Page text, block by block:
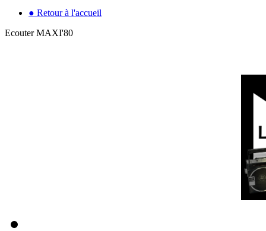
● Retour à l'accueil
Ecouter MAXI'80